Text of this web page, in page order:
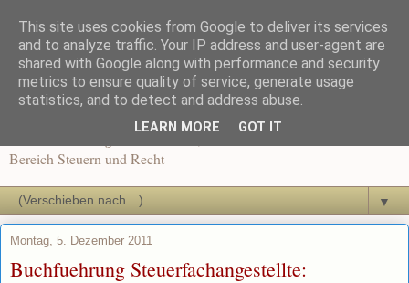
Recht und Steuern in der
Ausbildung
Bereich Steuern und Recht
▼
Montag, 5. Dezember 2011
Buchfuehrung Steuerfachangestellte:
This site uses cookies from Google to deliver its services
and to analyze traffic. Your IP address and user-agent are
shared with Google along with performance and security
metrics to ensure quality of service, generate usage
statistics, and to detect and address abuse.
LEARN MORE GOT IT